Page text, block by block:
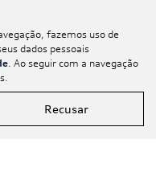
LTDA
0001-00
fazemos uso de
dados pessoais
. Ao seguir com a navegação
Recusar